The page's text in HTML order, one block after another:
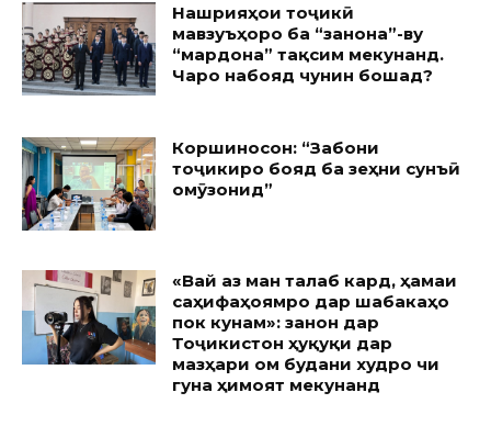
Нашрияҳои тоҷикӣ
мавзуъҳоро ба “занона”-ву
“мардона” тақсим мекунанд.
Чаро набояд чунин бошад?
Коршиносон: “Забони
тоҷикиро бояд ба зеҳни сунъӣ
омӯзонид”
«Вай аз ман талаб кард, ҳамаи
саҳифаҳоямро дар шабакаҳо
пок кунам»: занон дар
Тоҷикистон ҳуқуқи дар
мазҳари ом будани худро чи
гуна ҳимоят мекунанд